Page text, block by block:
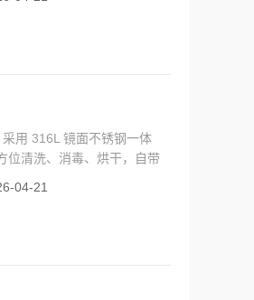
用 316L 镜面不锈钢一体
位清洗、消毒、烘干，自带
04-21